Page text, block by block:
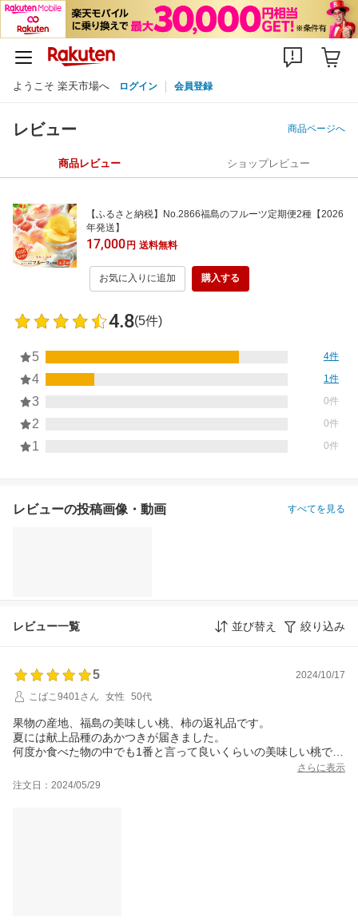
ようこそ 楽天市場へ ログイン 会員登録
レビュー 商品ページへ
商品レビュー ショップレビュー
【ふるさと納税】No.2866福島のフルーツ定期便2種【2026
年発送】
17,000円 送料無料
お気に入りに追加 購入する
4.8(5件)
5 4件
4 1件
3 0件
2 0件
1 0件
レビューの投稿画像・動画 すべてを見る
レビュー一覧 並び替え 絞り込み
5
2024/10/17
こばこ9401さん
女性 50代
果物の産地、福島の美味しい桃、柿の返礼品です。
夏には献上品種のあかつきが届きました。
何度か食べた物の中でも1番と言って良いくらいの美味しい桃でし
自分で買うとなっても
さらに表示
注文日：2024/05/29